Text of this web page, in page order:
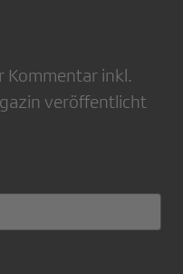
Kommentar inkl.
veröffentlicht